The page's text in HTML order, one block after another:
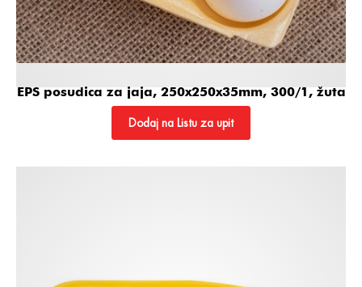
EPS posudica za jaja, 250x250x35mm, 300/1, žuta
Dodaj na Listu za upit